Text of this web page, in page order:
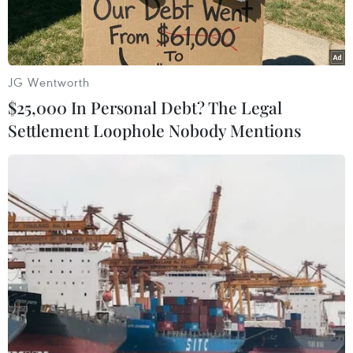
quyết cuộc xung đột ở miền Đông Ukraine.
Ngoại trưởng Mỹ John Kerry. (Nguồn: AP)
Ngày 21/2, Ngoại trưởng Mỹ John Kerry cho biết
JG Wentworth
$25,000 In Personal Debt? The Legal
Settlement Loophole Nobody Mentions